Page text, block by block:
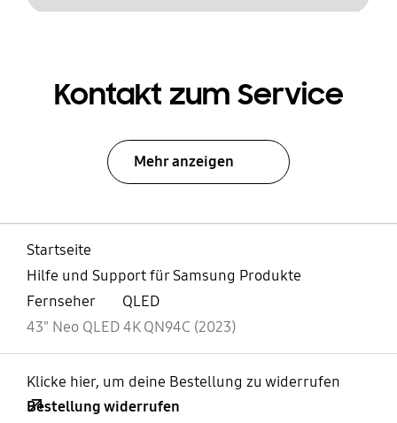
Kontakt zum Service
Mehr anzeigen
Startseite
Hilfe und Support für Samsung Produkte
Fernseher
QLED
43" Neo QLED 4K QN94C (2023)
Klicke hier, um deine Bestellung zu widerrufen
Bestellung widerrufen